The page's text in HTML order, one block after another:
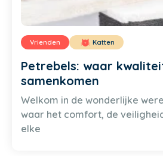
Vrienden Katten
Petrebels: waar
samenkomen
Welkom in de wonderlijke
waar het comfort, de
elke